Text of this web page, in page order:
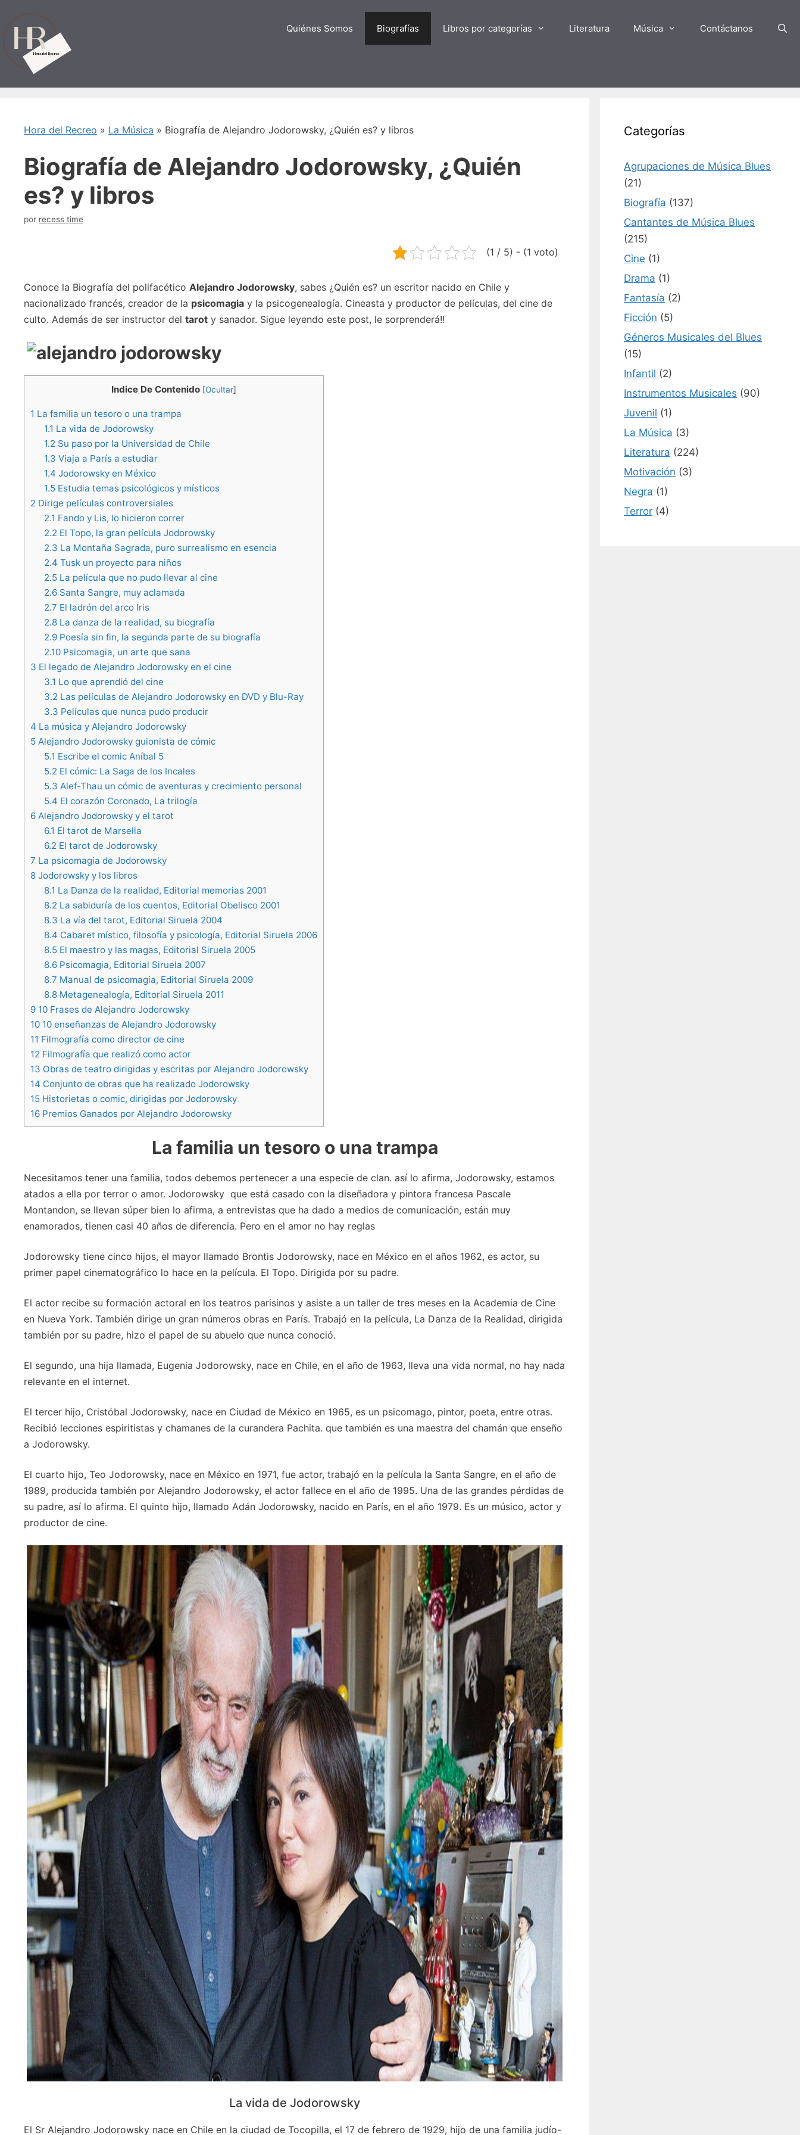
contenido
Quiénes Somos Biografías Libros por categorías Literatura Música Contáctanos
Hora del Recreo » La Música » Biografía de Alejandro Jodorowsky, ¿Quién es? y libros
Biografía de Alejandro Jodorowsky, ¿Quién
es? y libros
por recess time
(1 / 5) - (1 voto)
Conoce la Biografía del polifacético Alejandro Jodorowsky, sabes ¿Quién es? un escritor nacido en Chile y
nacionalizado francés, creador de la psicomagia y la psicogenealogía. Cineasta y productor de películas, del cine de
culto. Además de ser instructor del tarot y sanador. Sigue leyendo este post, le sorprenderá!!
Indice De Contenido [Ocultar]
1 La familia un tesoro o una trampa
1.1 La vida de Jodorowsky
1.2 Su paso por la Universidad de Chile
1.3 Viaja a París a estudiar
1.4 Jodorowsky en México
1.5Estudia temas psicológicos y místicos
2 Dirige películas controversiales
2.1 Fando y Lis, lo hicieron correr
2.2 El Topo, la gran película Jodorowsky
2.3 La Montaña Sagrada, puro surrealismo en esencia
2.4 Tusk un proyecto para niños
2.5La película que no pudo llevar al cine
2.6Santa Sangre, muy aclamada
2.7 El ladrón del arco Iris
2.8La danza de la realidad, su biografía
2.9Poesía sin fin, la segunda parte de su biografía
2.10Psicomagia, un arte que sana
3 El legado de Alejandro Jodorowsky en el cine
3.1 Lo que aprendió del cine
3.2 Las películas de Alejandro Jodorowsky en DVD y Blu-Ray
3.3 Películas que nunca pudo producir
4 La música y Alejandro Jodorowsky
5 Alejandro Jodorowsky guionista de cómic
5.1 Escribe el comic Aníbal 5
5.2 El cómic: La Saga de los Incales
5.3 Alef-Thau un cómic de aventuras y crecimiento personal
5.4 El corazón Coronado, La trilogía
6 Alejandro Jodorowsky y el tarot
6.1 El tarot de Marsella
6.2 El tarot de Jodorowsky
7 La psicomagia de Jodorowsky
8 Jodorowsky y los libros
8.1 La Danza de la realidad, Editorial memorias 2001
8.2 La sabiduría de los cuentos, Editorial Obelisco 2001
8.3 La vía del tarot, Editorial Siruela 2004
8.4 Cabaret místico, filosofía y psicología, Editorial Siruela 2006
8.5El maestro y las magas, Editorial Siruela 2005
8.6Psicomagia, Editorial Siruela 2007
8.7 Manual de psicomagia, Editorial Siruela 2009
8.8Metagenealogía, Editorial Siruela 2011
9 10 Frases de Alejandro Jodorowsky
10 10 enseñanzas de Alejandro Jodorowsky
11 Filmografía como director de cine
12 Filmografía que realizó como actor
13 Obras de teatro dirigidas y escritas por Alejandro Jodorowsky
14 Conjunto de obras que ha realizado Jodorowsky
15 Historietas o comic, dirigidas por Jodorowsky
16 Premios Ganados por Alejandro Jodorowsky
La familia un tesoro o una trampa
Necesitamos tener una familia, todos debemos pertenecer a una especie de clan. así lo afirma, Jodorowsky, estamos
atados a ella por terror o amor. Jodorowsky que está casado con la diseñadora y pintora francesa Pascale
Montandon, se llevan súper bien lo afirma, a entrevistas que ha dado a medios de comunicación, están muy
enamorados, tienen casi 40 años de diferencia. Pero en el amor no hay reglas
Jodorowsky tiene cinco hijos, el mayor llamado Brontis Jodorowsky, nace en México en el años 1962, es actor, su
primer papel cinematográfico lo hace en la película. El Topo. Dirigida por su padre.
El actor recibe su formación actoral en los teatros parisinos y asiste a un taller de tres meses en la Academia de Cine
en Nueva York. También dirige un gran números obras en París. Trabajó en la película, La Danza de la Realidad, dirigida
también por su padre, hizo el papel de su abuelo que nunca conoció.
El segundo, una hija llamada, Eugenia Jodorowsky, nace en Chile, en el año de 1963, lleva una vida normal, no hay nada
relevante en el internet.
El tercer hijo, Cristóbal Jodorowsky, nace en Ciudad de México en 1965, es un psicomago, pintor, poeta, entre otras.
Recibió lecciones espiritistas y chamanes de la curandera Pachita. que también es una maestra del chamán que enseño
a Jodorowsky.
El cuarto hijo, Teo Jodorowsky, nace en México en 1971, fue actor, trabajó en la película la Santa Sangre, en el año de
1989, producida también por Alejandro Jodorowsky, el actor fallece en el año de 1995. Una de las grandes pérdidas de
su padre, así lo afirma. El quinto hijo, llamado Adán Jodorowsky, nacido en París, en el año 1979. Es un músico, actor y
productor de cine.
La vida de Jodorowsky
El Sr Alejandro Jodorowsky nace en Chile en la ciudad de Tocopilla, el 17 de febrero de 1929, hijo de una familia judío-
Categorías
Agrupaciones de Música Blues
(21)
Biografía (137)
Cantantes de Música Blues
(215)
Cine (1)
Drama (1)
Fantasía (2)
Ficción (5)
Géneros Musicales del Blues
(15)
Infantil (2)
Instrumentos Musicales (90)
Juvenil (1)
La Música (3)
Literatura (224)
Motivación (3)
Negra (1)
Terror (4)